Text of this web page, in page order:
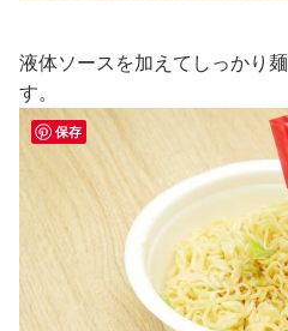
液体ソースを加えてしっかり
す。
保存